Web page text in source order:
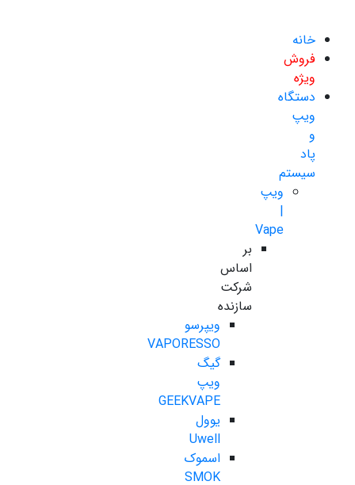
خانه
فروش
ویژه
دستگاه
ویپ
و
پاد
سیستم
ویپ
|
Vape
بر
اساس
شرکت
سازنده
ویپرسو
VAPORESSO
گیگ
ویپ
GEEKVAPE
یوول
Uwell
اسموک
SMOK